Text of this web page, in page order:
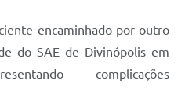
encaminhado por outro
do SAE de Divinópolis em
complicações